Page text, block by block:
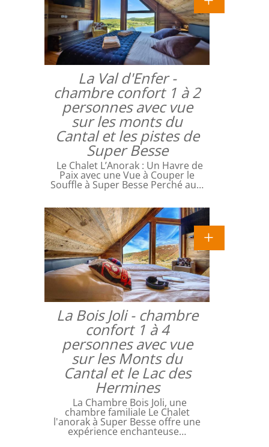
La Val d'Enfer -
chambre confort 1 à 2
personnes avec vue
sur les monts du
Cantal et les pistes de
Super Besse
Le Chalet L’Anorak : Un Havre de
Paix avec une Vue à Couper le
Souffle à Super Besse Perché au…
La Bois Joli - chambre
confort 1 à 4
personnes avec vue
sur les Monts du
Cantal et le Lac des
Hermines
La Chambre Bois Joli, une
chambre familiale Le Chalet
l'anorak à Super Besse offre une
expérience enchanteuse…